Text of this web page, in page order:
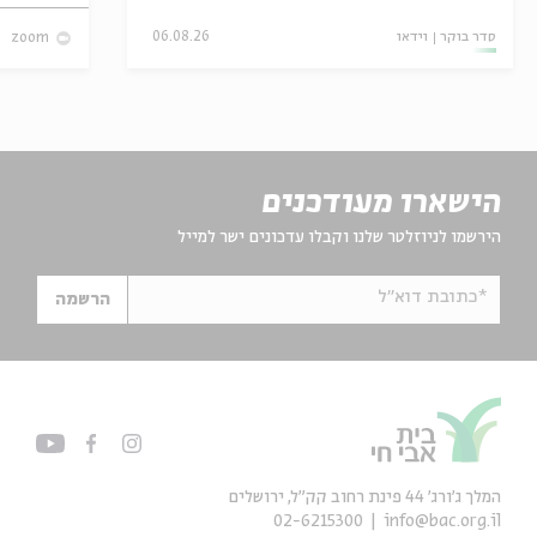
סדר בוקר וידאו 06.08.26
zoom
הישארו מעודכנים
הירשמו לניוזלטר שלנו וקבלו עדכונים ישר למייל
*כתובת דוא"ל הרשמה
המלך ג'ורג' 44 פינת רחוב קק״ל, ירושלים
info@bac.org.il
02-6215300